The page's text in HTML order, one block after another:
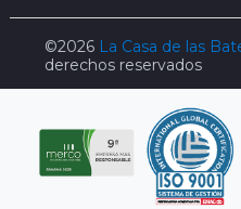
©2026 La Casa de las
derechos reservados